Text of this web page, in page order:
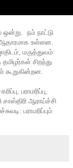
நம் நாட்டு
உள்ளன.
மருத்துவம்
சிறந்து
பராமரிப்பு,
ஆராய்ச்சி
பராமரிப்பும்